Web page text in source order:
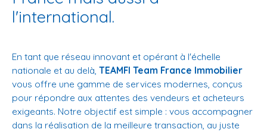
l'international.
En tant que réseau innovant et opérant à l'échelle
nationale et au delà, TEAMFI Team France Immobilier
vous offre une gamme de services modernes, conçus
pour répondre aux attentes des vendeurs et acheteurs
exigeants. Notre objectif est simple : vous accompagner
dans la réalisation de la meilleure transaction, au juste